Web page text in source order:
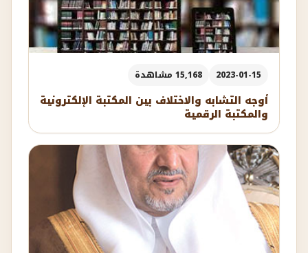
2023-01-15 15,168 مشاهدة
أوجه التشابه والاختلاف بين المكتبة الإلكترونية
والمكتبة الرقمية